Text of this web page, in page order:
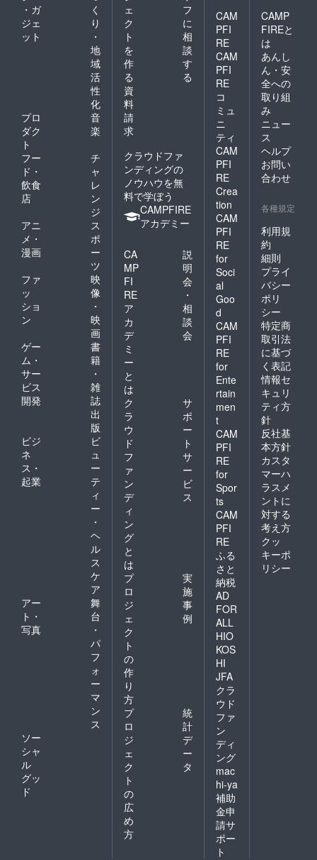
・ガ
ジェ
ット
く
り
・
地
域
活
性
化
プロ
ダク
ト
音
楽
フー
ド・
飲食
店
チ
ャ
レ
ン
ジ
アニ
メ・
漫画
ス
ポ
ー
ツ
ファ
ッ
ショ
ン
映
像
・
映
画
ゲー
ム・
サー
ビス
開発
書
籍
・
雑
誌
出
版
ビジ
ネ
ス・
起業
ビ
ュ
ー
テ
ィ
ー
・
ヘ
ル
ス
ケ
ア
アー
ト・
写真
舞
台
・
パ
フ
ォ
ー
マ
ン
ス
ソー
シャ
ル
グッ
ド
ェ
ク
ト
を
作
る
フ
に
相
談
す
る
資
料
請
求
クラウドファ
ンディングの
ノウハウを無
料で学ぼう
CAMPFIRE
アカデミー
CA
MP
FI
RE
ア
カ
デ
ミ
ー
と
は
説
明
会
・
相
談
会
ク
ラ
ウ
ド
フ
ァ
ン
デ
ィ
ン
グ
と
は
サ
ポ
ー
ト
サ
ー
ビ
ス
プ
ロ
ジ
ェ
ク
ト
の
作
り
方
実
施
事
例
プ
ロ
ジ
ェ
ク
ト
の
広
め
方
統
計
デ
ー
タ
CAM
PFI
RE
CAM
PFI
RE
コ
ミュ
ニ
ティ
CAM
PFI
RE
Crea
tion
CAM
PFI
RE
for
Soci
al
Goo
d
CAM
PFI
RE
for
Ente
rtain
men
t
CAM
PFI
RE
for
Spor
ts
CAM
PFI
RE
ふる
さと
納税
AD
FOR
ALL
HIO
KOS
HI
JFA
クラ
ウド
ファ
ン
ディ
ング
mac
hi-ya
補助
金申
請サ
ポー
ト
CAMP
FIREと
は
あんし
ん・安
全への
取り組
み
ニュー
ス
ヘルプ
お問い
合わせ
各種規定
利用規
約
細則
プライ
バシー
ポリ
シー
特定商
取引法
に基づ
く表記
情報セ
キュリ
ティ方
針
反社基
本方針
カスタ
マーハ
ラスメ
ントに
対する
考え方
クッ
キーポ
リシー